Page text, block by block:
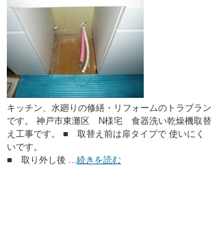
キッチン、水廻りの修繕・リフォームのトラブラン
です。 神戸市東灘区 N様宅 食器洗い乾燥機取替
え工事です。 ■ 取替え前は扉タイプで 使いにく
いです。
■ 取り外し後 ... 続きを読む